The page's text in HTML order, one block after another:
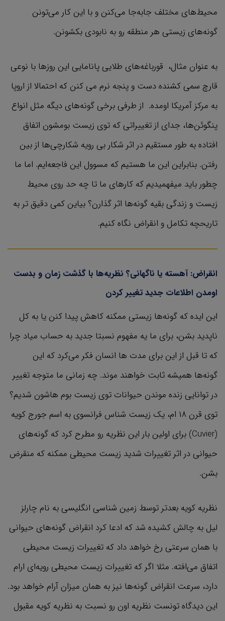
محیط‌های مختلف جابه‌جا می‌کنن و با این کار می‌تونن
گونه‌های زیستی هر منطقه رو به نابودی بکشونن.
به عنوان مثال، قورباغه‌های طلایی پانامایی این روزها با نوعی
قارچ سمی کشنده دست و پنجه نرم می کنن که احتمالا از اروپا
به مرکز آمریکا اومده. از طرفی برخی گونه‌های دیگه مثل انواع
پنگوئن‌ها، جدای از تغییراتی که توی زیست بومشون اتفاق
افتاده به طور مستقیم در اثر شکار بی رویه شکارچی‌ها از بین
رفتن. بنابراین این ما هستیم که مسوول این فاجعه‌ایم. اما ما
چطور باید میفهمیدیم که کارهای ما تا چه حد روی محیط
زیست و زندگی بقیه گونه‌ها اثر گذارن؟ بیاین کمی دقیق تر به
تاریحچه تکامل و انقراض نگاه کنیم.
انقراض: آهسته یا ناگهانی؟ نظریه‌ها با گذشت زمان و بدست
اومدن اطلاعات جدید تغییر کردن
این ایده که گونه‌ها زیستی ممکنه کاهش پیدا کنن یا به کل
ناپدید بشن، برای ما یه مفهوم نسبتا جدید به حساب میاد چرا
که تا قبل از این برای مدت ها انسان فکر می‌کرد که این
گونه‌ها همیشه ثابت خواهند موند. چه زمانی ما متوجه تغییر
در توانایی زنده موندن حیوانات توی زیست بوم هاشون شدیم؟
توی قرن ۱۸ ام، یک زیست شناس فرانسوی به اسم جورج کویه
(Cuvier) برای اولین بار این نظریه رو مطرح کرد که گونه‌های
حیوانی در اثر تغییرات شدید زیست محیطی ممکنه که منقرض
بشن.
نظریه کویه بعدتر توسط زمین شناسی انگلیسی به نام چارلز
لیل به چالش کشیده شد که ادعا کرد انقراض گونه‌های حیوانی
با همان سرعتی رخ خواهد داد که تغییرات زیست محیطی
اتفاق می‌افته. مثلا اگر که تغییرات زیست محیطی رویه‌ای ارام
دارد، سرعت انقراض گونه‌ها نیز به همان میزان آرام خواهد بود.
این دیدگاه تونست نظریه اون رو نسبت به نظریه کویه مقبول